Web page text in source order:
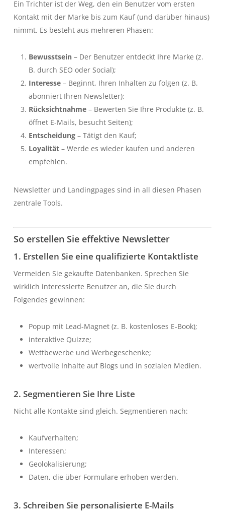
Ein Trichter ist der Weg, den ein Benutzer vom ersten
Kontakt mit der Marke bis zum Kauf (und darüber hinaus)
nimmt. Es besteht aus mehreren Phasen:
Bewusstsein– Der Benutzer entdeckt Ihre Marke (z.
B. durch SEO oder Social);
Interesse– Beginnt, Ihren Inhalten zu folgen (z. B.
abonniert Ihren Newsletter);
Rücksichtnahme– Bewerten Sie Ihre Produkte (z. B.
öffnet E-Mails, besucht Seiten);
Entscheidung– Tätigt den Kauf;
Loyalität– Werde es wieder kaufen und anderen
empfehlen.
Newsletter und Landingpages sind in all diesen Phasen
zentrale Tools.
So erstellen Sie effektive Newsletter
1. Erstellen Sie eine qualifizierte Kontaktliste
Vermeiden Sie gekaufte Datenbanken. Sprechen Sie
wirklich interessierte Benutzer an, die Sie durch
Folgendes gewinnen:
Popup mit Lead-Magnet (z. B. kostenloses E-Book);
interaktive Quizze;
Wettbewerbe und Werbegeschenke;
wertvolle Inhalte auf Blogs und in sozialen Medien.
2. Segmentieren Sie Ihre Liste
Nicht alle Kontakte sind gleich. Segmentieren nach:
Kaufverhalten;
Interessen;
Geolokalisierung;
Daten, die über Formulare erhoben werden.
3. Schreiben Sie personalisierte E-Mails